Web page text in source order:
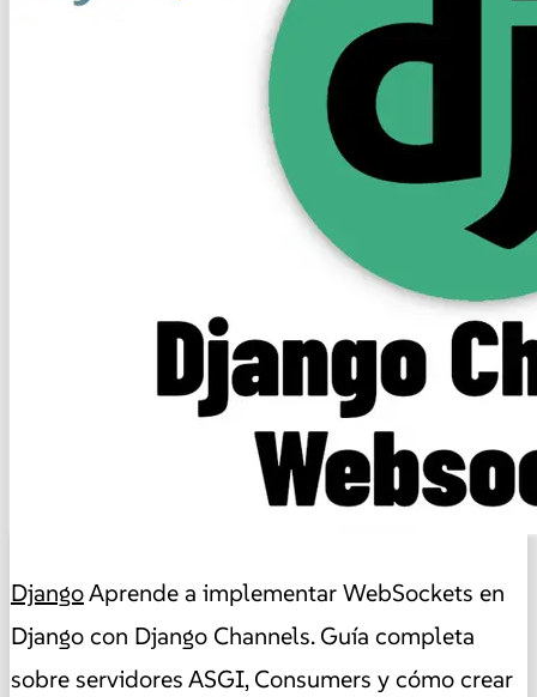
DjangoAprende a implementar WebSockets en
Django con Django Channels. Guía completa
sobre servidores ASGI, Consumers y cómo crear